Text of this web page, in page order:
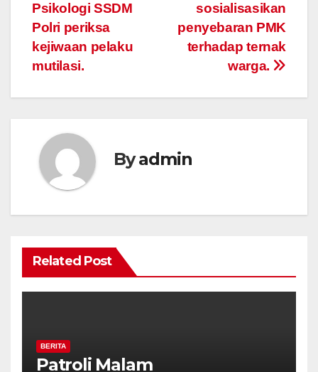
sosialisasikan
penyebaran PMK
terhadap ternak
warga.
Psikologi SSDM
Polri periksa
kejiwaan pelaku
mutilasi.
Byadmin
Related Post
BERITA
Patroli Malam